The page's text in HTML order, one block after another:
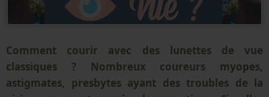
Comment courir avec des lunettes de vue
classiques ? Nombreux coureurs myopes,
astigmates, presbytes ayant des troubles de la